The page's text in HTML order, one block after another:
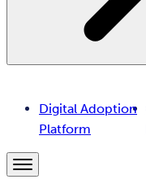
Digital Adoption
Platform